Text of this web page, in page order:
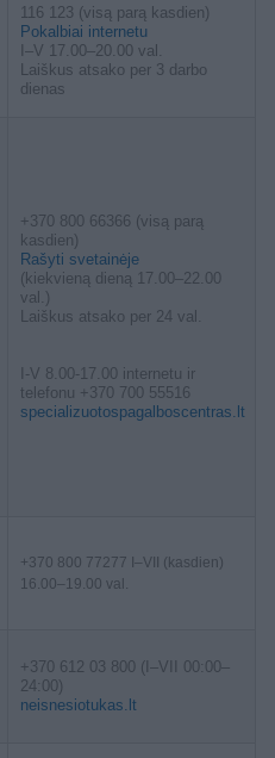
116 123 (visą parą kasdien)
Pokalbiai internetu
I–V 17.00–20.00 val.
Laiškus atsako per 3 darbo
dienas
+370 800 66366 (visą parą
kasdien)
Rašyti svetainėje
(kiekvieną dieną 17.00–22.00
val.)
Laiškus atsako per 24 val.
I-V 8.00-17.00 internetu ir
telefonu +370 700 55516
specializuotospagalboscentras.lt
+370 800 77277 I–VII (kasdien)
16.00–19.00 val.
+370 612 03 800 (I–VII 00:00–
24:00)
neisnesiotukas.lt